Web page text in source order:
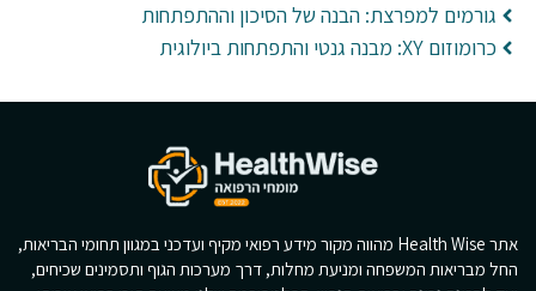
גורמים למפרצת: הבנה של הסיכון וההתפתחות
כרומוזום XY: מבנה גנטי והתפתחות ביולוגית
אתר Health Wise מהווה מקור מידע רפואי מקיף ועדכני במגוון תחומי הבריאות,
החל מבריאות המשפחה ומניעת מחלות, דרך מערכות הגוף ותסמינים שכיחים,